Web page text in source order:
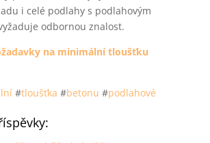
i celé podlahy s podlahovým
odbornou znalost.
na minimální tloušťku
#tloušťka #betonu #podlahové